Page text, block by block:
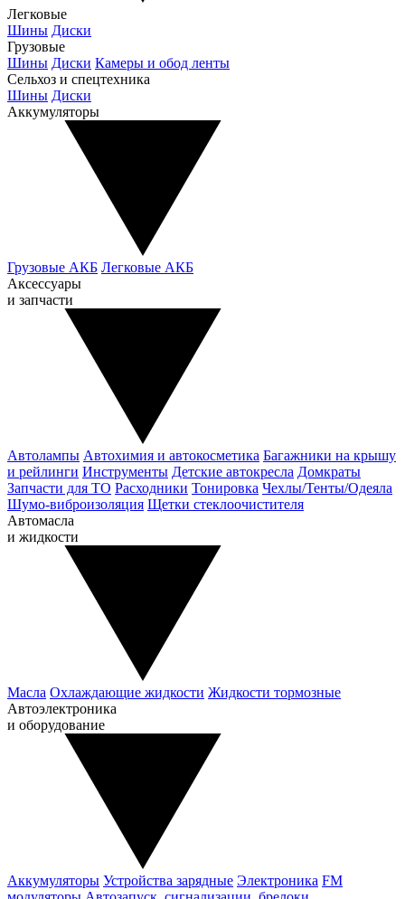
Легковые
Шины Диски
Грузовые
Шины Диски Камеры и обод ленты
Сельхоз и спецтехника
Шины Диски
Аккумуляторы
Грузовые АКБ Легковые АКБ
Аксессуары
и запчасти
Автолампы Автохимия и автокосметика Багажники на крышу
и рейлинги Инструменты Детские автокресла Домкраты
Запчасти для ТО Расходники Тонировка Чехлы/Тенты/Одеяла
Шумо-виброизоляция Щетки стеклоочистителя
Автомасла
и жидкости
Масла Охлаждающие жидкости Жидкости тормозные
Автоэлектроника
и оборудование
Аккумуляторы Устройства зарядные Электроника FM